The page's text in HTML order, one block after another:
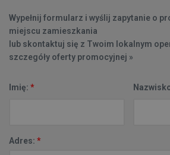
Wypełnij formularz i wyślij zapytanie o
miejscu zamieszkania
lub skontaktuj się z Twoim lokalnym
szczegóły oferty promocyjnej »
Imię: *
Adres: *